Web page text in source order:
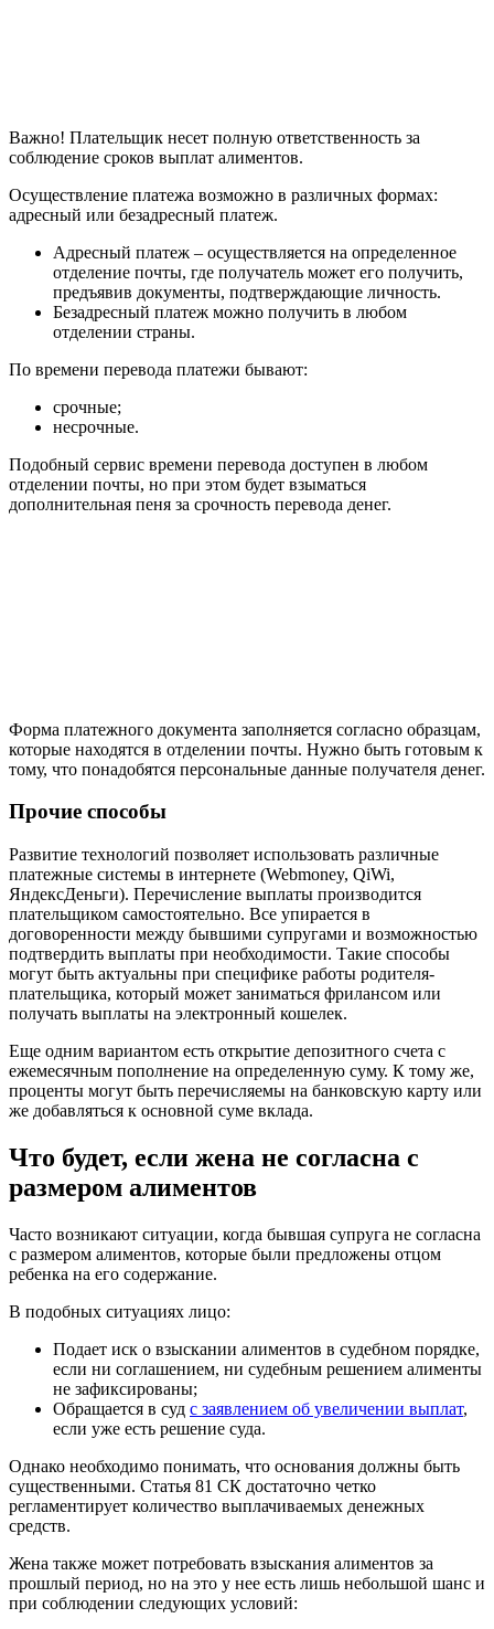
Важно! Плательщик несет полную ответственность за
соблюдение сроков выплат алиментов.
Осуществление платежа возможно в различных формах:
адресный или безадресный платеж.
Адресный платеж – осуществляется на определенное
отделение почты, где получатель может его получить,
предъявив документы, подтверждающие личность.
Безадресный платеж можно получить в любом
отделении страны.
По времени перевода платежи бывают:
срочные;
несрочные.
Подобный сервис времени перевода доступен в любом
отделении почты, но при этом будет взыматься
дополнительная пеня за срочность перевода денег.
Форма платежного документа заполняется согласно образцам,
которые находятся в отделении почты. Нужно быть готовым к
тому, что понадобятся персональные данные получателя денег.
Прочие способы
Развитие технологий позволяет использовать различные
платежные системы в интернете (Webmoney, QiWi,
ЯндексДеньги). Перечисление выплаты производится
плательщиком самостоятельно. Все упирается в
договоренности между бывшими супругами и возможностью
подтвердить выплаты при необходимости. Такие способы
могут быть актуальны при специфике работы родителя-
плательщика, который может заниматься фрилансом или
получать выплаты на электронный кошелек.
Еще одним вариантом есть открытие депозитного счета с
ежемесячным пополнение на определенную суму. К тому же,
проценты могут быть перечисляемы на банковскую карту или
же добавляться к основной суме вклада.
Что будет, если жена не согласна с
размером алиментов
Часто возникают ситуации, когда бывшая супруга не согласна
с размером алиментов, которые были предложены отцом
ребенка на его содержание.
В подобных ситуациях лицо:
Подает иск о взыскании алиментов в судебном порядке,
если ни соглашением, ни судебным решением алименты
не зафиксированы;
Обращается в суд с заявлением об увеличении выплат,
если уже есть решение суда.
Однако необходимо понимать, что основания должны быть
существенными. Статья 81 СК достаточно четко
регламентирует количество выплачиваемых денежных
средств.
Жена также может потребовать взыскания алиментов за
прошлый период, но на это у нее есть лишь небольшой шанс и
при соблюдении следующих условий: